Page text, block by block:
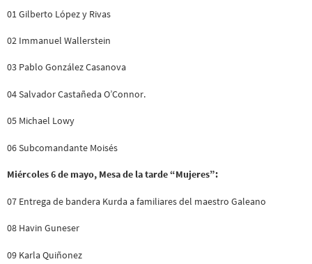
01 Gilberto López y Rivas
02 Immanuel Wallerstein
03 Pablo González Casanova
04 Salvador Castañeda O’Connor.
05 Michael Lowy
06 Subcomandante Moisés
Miércoles 6 de mayo, Mesa de la tarde “Mujeres”:
07 Entrega de bandera Kurda a familiares del maestro Galeano
08 Havin Guneser
09 Karla Quiñonez